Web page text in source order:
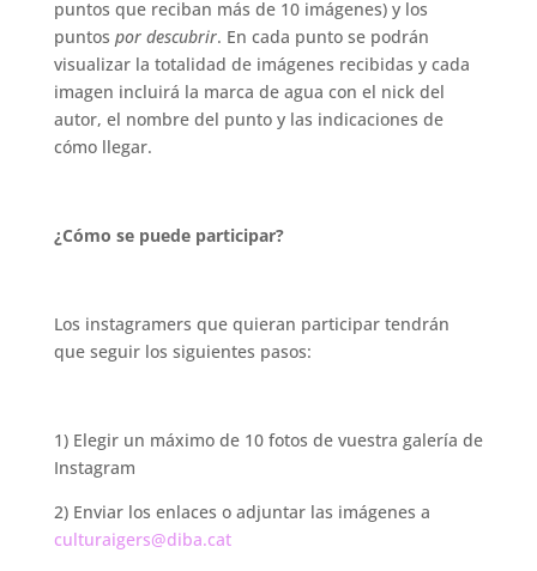
puntos que reciban más de 10 imágenes) y los
puntos por descubrir. En cada punto se podrán
visualizar la totalidad de imágenes recibidas y cada
imagen incluirá la marca de agua con el nick del
autor, el nombre del punto y las indicaciones de
cómo llegar.
¿Cómo se puede participar?
Los instagramers que quieran participar tendrán
que seguir los siguientes pasos:
1) Elegir un máximo de 10 fotos de vuestra galería de
Instagram
2) Enviar los enlaces o adjuntar las imágenes a
culturaigers@diba.cat